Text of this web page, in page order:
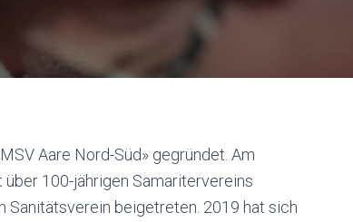
Aare Nord-Süd» gegründet. Am
100-jährigen Samaritervereins
Sanitätsverein beigetreten. 2019 hat sich